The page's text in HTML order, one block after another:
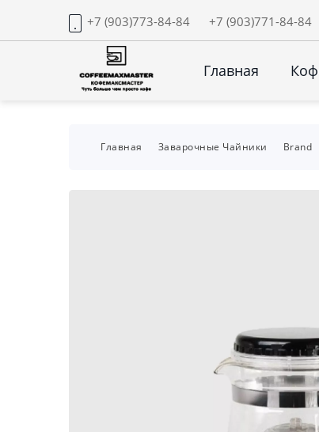
+7 (903)773-84-84 +7 (903)771-84-84
Главная
Главная Заварочные Чайники Brand